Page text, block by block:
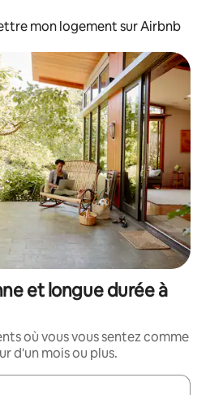
mon logement sur Airbnb
et longue durée à
où vous vous sentez comme
d'un mois ou plus.